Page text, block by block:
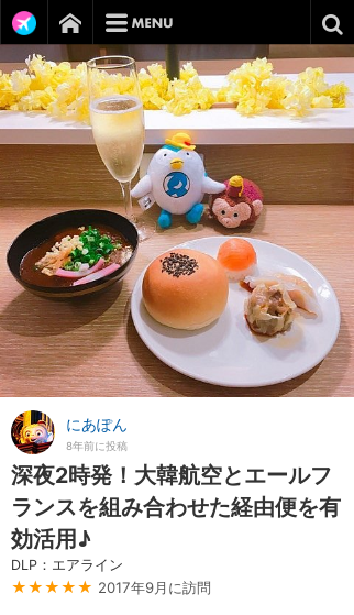
にあぽん
8年前に投稿
深夜2時発！大韓航空とエールフ
ランスを組み合わせた経由便を有
効活用♪
DLP：エアライン
★★★★★ 2017年9月に訪問